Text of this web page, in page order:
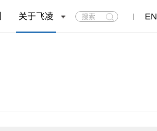
关于飞凌
搜
索
EN